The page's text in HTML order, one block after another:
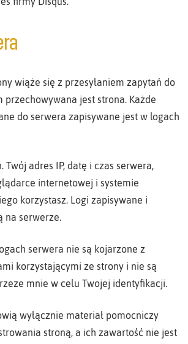
wiąże się z przesyłaniem zapytań do
przechowywana jest strona. Każde
do serwera zapisywane jest w logach
Twój adres IP, datę i czas serwera,
internetowej i systemie
korzystasz. Logi zapisywane i
na serwerze.
serwera nie są kojarzone z
korzystającymi ze strony i nie są
mnie w celu Twojej identyfikacji.
wyłącznie materiał pomocniczy
stroną, a ich zawartość nie jest